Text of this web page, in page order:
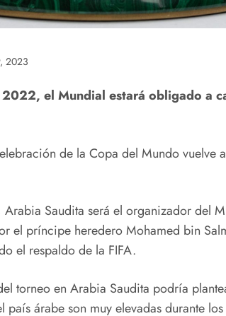
2023
el Mundial estará obligado a
de la Copa del Mundo vuelve
Saudita será el organizador del
el príncipe heredero Mohamed bin
el respaldo de la FIFA.
torneo en Arabia Saudita podría
país árabe son muy elevadas durante